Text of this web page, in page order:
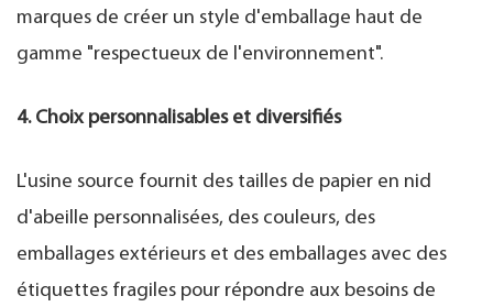
marques de créer un style d'emballage haut de
gamme "respectueux de l'environnement".
4. Choix personnalisables et diversifiés
L'usine source fournit des tailles de papier en nid
d'abeille personnalisées, des couleurs, des
emballages extérieurs et des emballages avec des
étiquettes fragiles pour répondre aux besoins de